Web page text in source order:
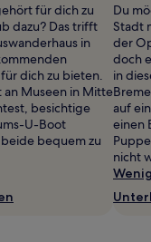
für dich zu
dazu? Das trifft
in
dich zu bieten.
Museen in Mitte
besichtige
U-Boot
bequem zu
Du
Stadt
der
doch
in
auf
einen
nicht